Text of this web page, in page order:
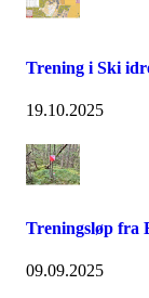
Trening i Ski
19.10.2025
Treningsløp fra
09.09.2025